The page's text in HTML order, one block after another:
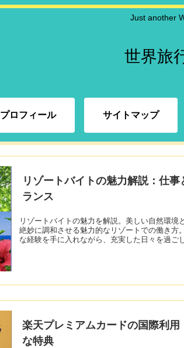
Just another
世界旅
プロフィール サイトマップ
リゾートバイトの魅力解説：仕
ランス
リゾートバイトの魅力を解説。美しい自然環境
絶妙に調和させる魅力的なリゾートでの働き方
な経験を手に入れながら、充実した日々を過ご
楽天プレミアムカードの国際利
な特典